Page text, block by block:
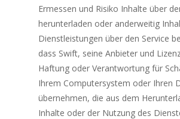
Ermessen und Risiko Inhalte über
herunterladen oder anderweitig
Dienstleistungen über den Service
dass Swift, seine Anbieter und
Haftung oder Verantwortung für
Ihrem Computersystem oder Ihren
übernehmen, die aus dem
Inhalte oder der Nutzung des